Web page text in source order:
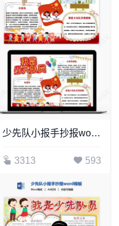
少先队小报手抄报word模板(5)
3313 593